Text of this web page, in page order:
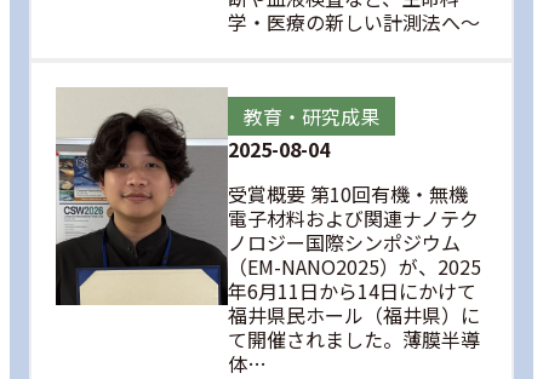
学・医療の新しい計測法へ～
教育・研究成果
2025-08-04
受賞概要 第10回有機・無機
電子材料および関連ナノテク
ノロジー国際シンポジウム
（EM-NANO2025）が、2025
年6月11日から14日にかけて
福井県民ホール（福井県）に
て開催されました。薄膜半導
体…